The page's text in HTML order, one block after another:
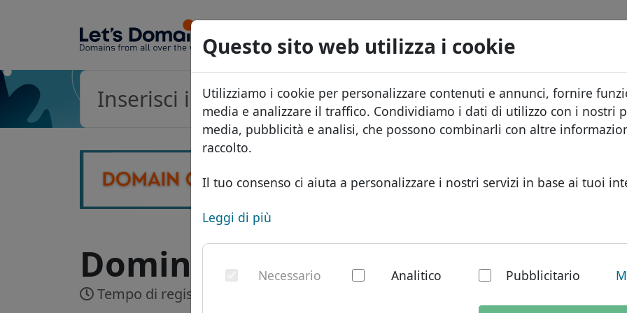
Questo sito web utilizza i cookie
Utilizziamo i cookie per personalizzare contenuti e annunci, fornire
media e analizzare il traffico. Condividiamo i dati di utilizzo con i nostri
media, pubblicità e analisi, che possono combinarli con altre
raccolto.
Il tuo consenso ci aiuta a personalizzare i nostri servizi in base ai tuoi
Leggi di più
Necessario Analitico Pubblicitario
Domini
Database dei domini
Domini africani
Domini asiatici
Domini europei
Domini
Listino prezzi
Sconti
Cerca
Servizi
ID Protect
Hosting DNS
WHOIS
FAQ
.be Cerca
Dominio .be - dominio
Tempo di registrazione: